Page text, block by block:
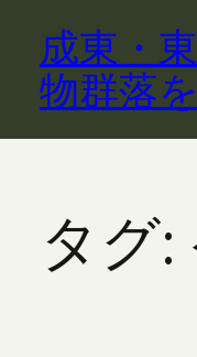
キ
成東・
物群落
タグ: